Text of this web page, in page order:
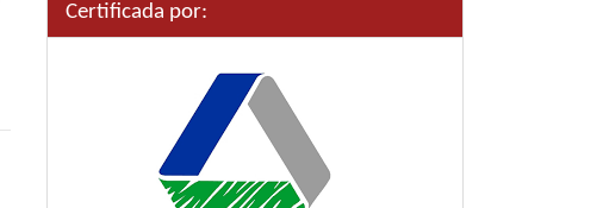
Certificada por: